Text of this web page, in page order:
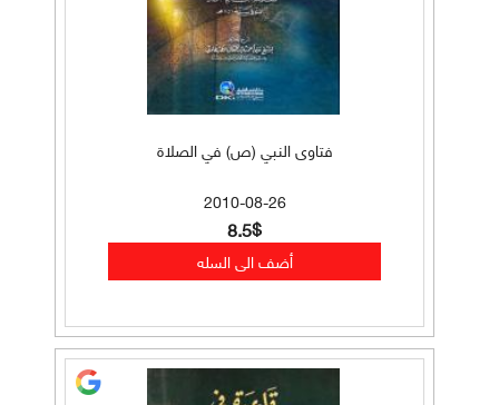
فتاوى النبي (ص) في الصلاة
2010-08-26
8.5$